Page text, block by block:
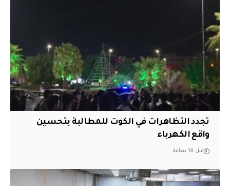
تجدد التظاهرات في الكوت للمطالبة بتحسين
واقع الكهرباء
قبل 18 ساعة